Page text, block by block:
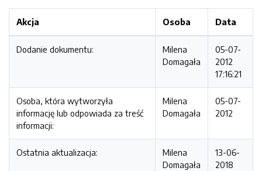
Akcja Osoba Data
Dodanie dokumentu:
Milena
Domagała
05-07-
2012
17:16:21
Osoba, która wytworzyła
informację lub odpowiada za treść
informacji:
Milena
Domagała
05-07-
2012
Ostatnia aktualizacja:
Milena
Domagała
13-06-
2018